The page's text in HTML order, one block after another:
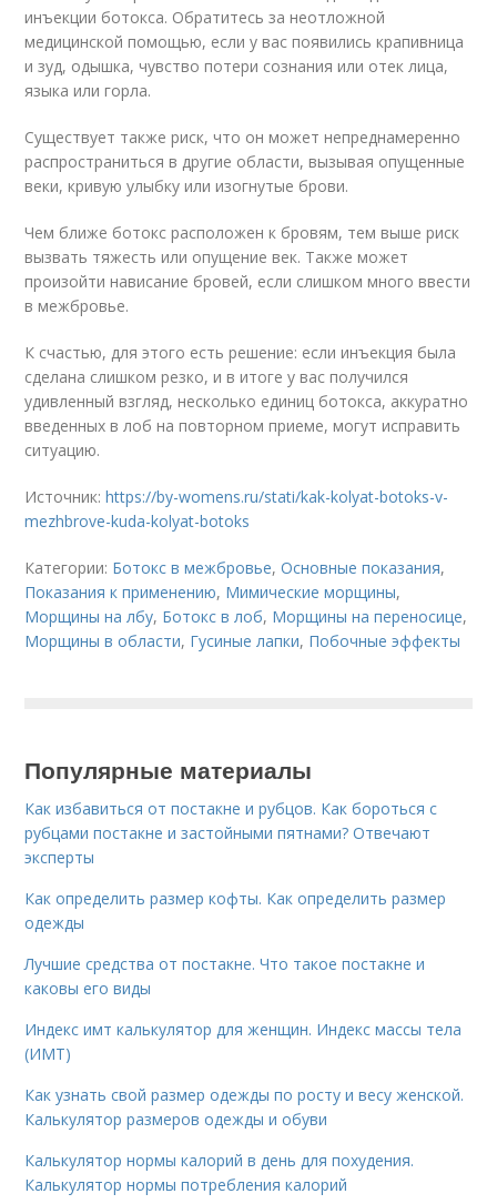
инъекции ботокса. Обратитесь за неотложной
медицинской помощью, если у вас появились крапивница
и зуд, одышка, чувство потери сознания или отек лица,
языка или горла.
Существует также риск, что он может непреднамеренно
распространиться в другие области, вызывая опущенные
веки, кривую улыбку или изогнутые брови.
Чем ближе ботокс расположен к бровям, тем выше риск
вызвать тяжесть или опущение век. Также может
произойти нависание бровей, если слишком много ввести
в межбровье.
К счастью, для этого есть решение: если инъекция была
сделана слишком резко, и в итоге у вас получился
удивленный взгляд, несколько единиц ботокса, аккуратно
введенных в лоб на повторном приеме, могут исправить
ситуацию.
Источник:https://by-womens.ru/stati/kak-kolyat-botoks-v-
mezhbrove-kuda-kolyat-botoks
Категории: Ботокс в межбровье,Основные показания,
Показания к применению, Мимические морщины,
Морщины на лбу, Ботокс в лоб, Морщины на переносице,
Морщины в области, Гусиные лапки, Побочные эффекты
Популярные материалы
Как избавиться от постакне и рубцов. Как бороться с
рубцами постакне и застойными пятнами? Отвечают
эксперты
Как определить размер кофты. Как определить размер
одежды
Лучшие средства от постакне. Что такое постакне и
каковы его виды
Индекс имт калькулятор для женщин. Индекс массы тела
(ИМТ)
Как узнать свой размер одежды по росту и весу женской.
Калькулятор размеров одежды и обуви
Калькулятор нормы калорий в день для похудения.
Калькулятор нормы потребления калорий